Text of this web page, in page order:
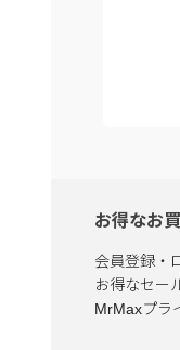
お得なお
会員登録・
お得なセー
MrMaxプラ